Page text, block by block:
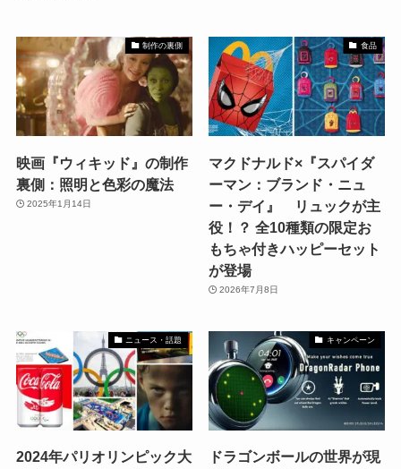
制作の裏側
映画『ウィキッド』の制作
裏側：照明と色彩の魔法
2025年1月14日
食品
マクドナルド×『スパイダ
ーマン：ブランド・ニュ
ー・デイ』 リュックが主
役！？ 全10種類の限定お
もちゃ付きハッピーセット
が登場
2026年7月8日
ニュース・話題
2024年パリオリンピック大
キャンペーン
ドラゴンボールの世界が現